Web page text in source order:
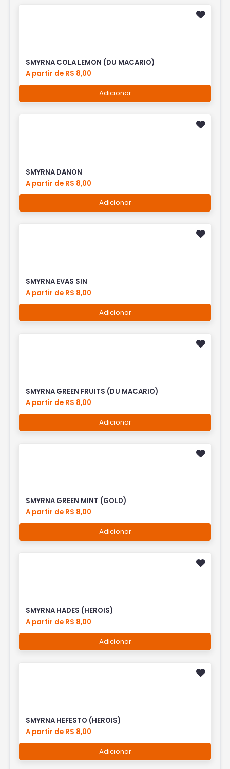
SMYRNA COLA LEMON (DU MACARIO)
A partir de R$ 8,00
Adicionar
SMYRNA DANON
A partir de R$ 8,00
Adicionar
SMYRNA EVAS SIN
A partir de R$ 8,00
Adicionar
SMYRNA GREEN FRUITS (DU MACARIO)
A partir de R$ 8,00
Adicionar
SMYRNA GREEN MINT (GOLD)
A partir de R$ 8,00
Adicionar
SMYRNA HADES (HEROIS)
A partir de R$ 8,00
Adicionar
SMYRNA HEFESTO (HEROIS)
A partir de R$ 8,00
Adicionar